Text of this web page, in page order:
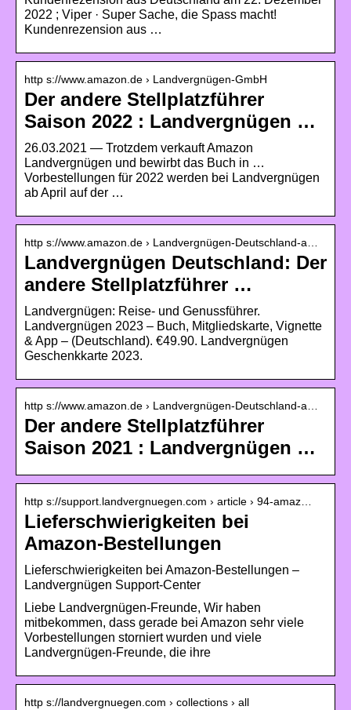
2022 ; Viper · Super Sache, die Spass macht!
Kundenrezension aus …
http s://www.amazon.de › Landvergnügen-GmbH
Der andere Stellplatzführer
Saison 2022 : Landvergnügen …
26.03.2021 — Trotzdem verkauft Amazon
Landvergnügen und bewirbt das Buch in …
Vorbestellungen für 2022 werden bei Landvergnügen
ab April auf der …
http s://www.amazon.de › Landvergnügen-Deutschland-a…
Landvergnügen Deutschland: Der
andere Stellplatzführer …
Landvergnügen: Reise- und Genussführer.
Landvergnügen 2023 – Buch, Mitgliedskarte, Vignette
& App – (Deutschland). €49.90. Landvergnügen
Geschenkkarte 2023.
http s://www.amazon.de › Landvergnügen-Deutschland-a…
Der andere Stellplatzführer
Saison 2021 : Landvergnügen …
http s://support.landvergnuegen.com › article › 94-amaz…
Lieferschwierigkeiten bei
Amazon-Bestellungen
Lieferschwierigkeiten bei Amazon-Bestellungen –
Landvergnügen Support-Center
Liebe Landvergnügen-Freunde, Wir haben
mitbekommen, dass gerade bei Amazon sehr viele
Vorbestellungen storniert wurden und viele
Landvergnügen-Freunde, die ihre
http s://landvergnuegen.com › collections › all